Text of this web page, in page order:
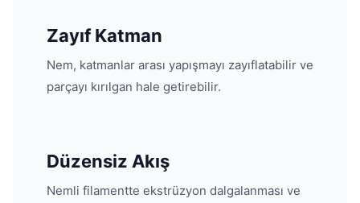
Zayıf Katman
Nem, katmanlar arası yapışmayı zayıflatabilir ve
parçayı kırılgan hale getirebilir.
Düzensiz Akış
Nemli filamentte ekstrüzyon dalgalanması ve